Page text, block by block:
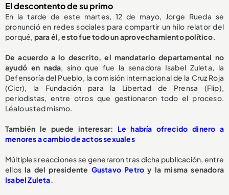
El descontento de su primo
En la tarde de este martes, 12 de mayo, Jorge Rueda se
pronunció en redes sociales para compartir un hilo relator del
porqué, para él, esto fue todo un aprovechamiento político.
De acuerdo a lo descrito, el mandatario departamental no
ayudó en nada, sino que fue la senadora Isabel Zuleta, la
Defensoría del Pueblo, la comisión internacional de la Cruz Roja
(Cicr), la Fundación para la Libertad de Prensa (Flip),
periodistas, entre otros que gestionaron todo el proceso.
Léalo usted mismo.
También le puede interesar: Le habría ofrecido dinero a
menores a cambio de actos sexuales
Múltiples reacciones se generaron tras dicha publicación, entre
ellosla del presidente Gustavo Petro y la misma senadora
Isabel Zuleta.